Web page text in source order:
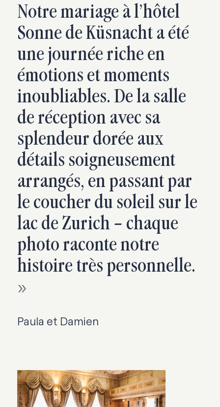
Notre mariage à l’hôtel
Sonne de Küsnacht a été
une journée riche en
émotions et moments
inoubliables. De la salle
de réception avec sa
splendeur dorée aux
détails soigneusement
arrangés, en passant par
le coucher du soleil sur le
lac de Zurich – chaque
photo raconte notre
histoire très personnelle.
Paula et Damien